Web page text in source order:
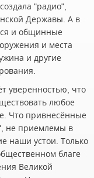
"радио",
Державы. А в
и общинные
и места
и другие
уверенностью, что
любое
Что привнесённые
не приемлемы в
наши устои. Только
благе
Великой